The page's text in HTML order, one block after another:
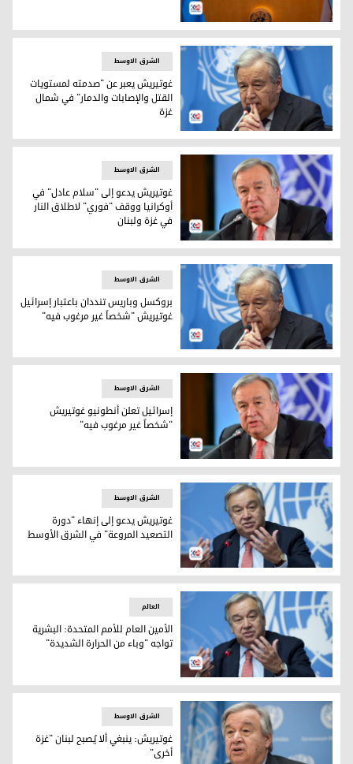
الأمين العام للأمم المتحدة أنطونيو غوتيريش
الأمين العام للأمم المتحدة أنطونيو غوتيريش
الشرق الاوسط
غوتيريش يعبر عن "صدمته لمستويات
القتل والإصابات والدمار" في شمال
غزة
الأمين العام للأمم المتحدة أنطونيو غوتيريش
الشرق الاوسط
غوتيريش يدعو إلى "سلام عادل" في
أوكرانيا ووقف "فوري" لاطلاق النار
في غزة ولبنان
الأمين العام للأمم المتحدة أنطونيو غوتيريش
الشرق الاوسط
بروكسل وباريس تنددان باعتبار إسرائيل
غوتيريش "شخصاً غير مرغوب فيه"
الأمين العام للأمم المتحدة أنطونيو غوتيريش
الشرق الاوسط
إسرائيل تعلن أنطونيو غوتيريش
"شخصاً غير مرغوب فيه"
الأمين العام للأمم المتحدة أنطونيو غوتيريش
الشرق الاوسط
غوتيريش يدعو إلى إنهاء "دورة
التصعيد المروعة" في الشرق الأوسط
الأمين العام للأمم المتحدة أنطونيو غوتيريش
العالم
الأمين العام للأمم المتحدة: البشرية
تواجه "وباء من الحرارة الشديدة"
الشرق الاوسط
غوتيريش: ينبغي ألا يُصبح لبنان "غزة
أخرى"